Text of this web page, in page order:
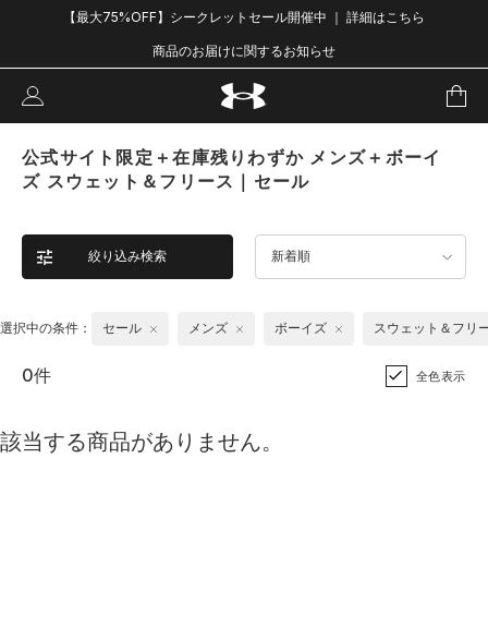
【最大75%OFF】シークレットセール開催中 ｜ 詳細はこちら
商品のお届けに関するお知らせ
公式サイト限定＋在庫残りわずか メンズ＋ボーイ
ズ スウェット＆フリース｜セール
絞り込み検索 新着順
選択中の条件： セール メンズ ボーイズ スウェット＆フリ
0件 全色表示
該当する商品がありません。